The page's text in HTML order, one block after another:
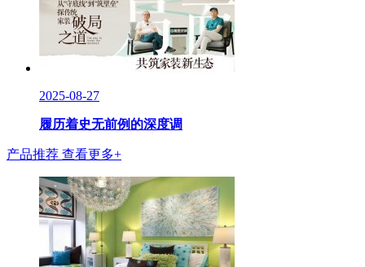
2025-08-27
履历着史无前例的深度调
产品推荐 查看更多+